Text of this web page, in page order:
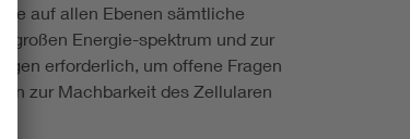
auf allen Ebenen sämtliche
großen Energie-spektrum und zur
erforderlich, um offene Fragen
zur Machbarkeit des Zellularen